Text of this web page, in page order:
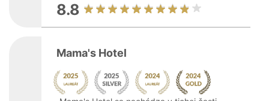
8.8
Mama's Hotel